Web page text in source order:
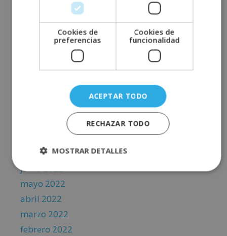
marzo 2023
febrero 2023
noviembre 2022
octubre 2022
septiembre 2022
julio 2022
junio 2022
mayo 2022
abril 2022
marzo 2022
febrero 2022
Cookies de
preferencias
Cookies de
funcionalidad
ACEPTAR TODO
RECHAZAR TODO
MOSTRAR DETALLES